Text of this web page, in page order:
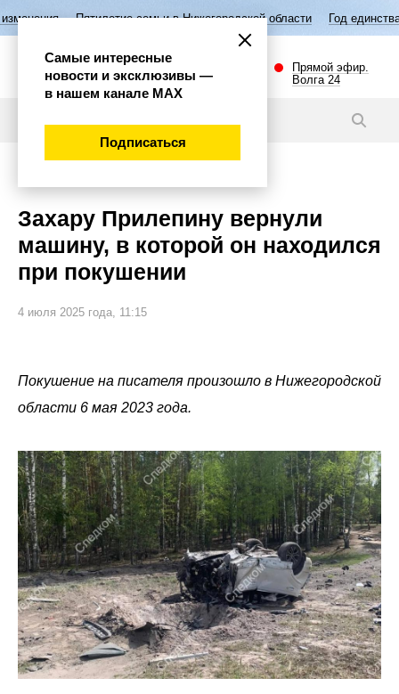
семьи в Нижегородской области Год единства народов России
Прямой эфир.
Волга 24
Захару Прилепину вернули
машину, в которой он находился
при покушении
4 июля 2025 года, 11:15
Покушение на писателя произошло в Нижегородской
области 6 мая 2023 года.
Самые интересные
новости и эксклюзивы —
в нашем канале МАХ
Подписаться